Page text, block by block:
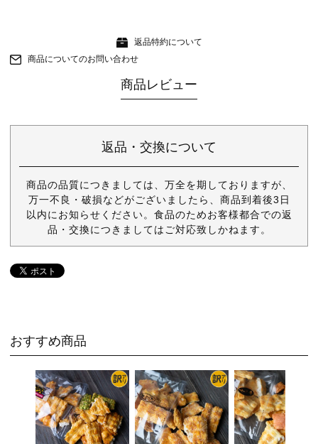
返品特約について
商品についてのお問い合わせ
商品レビュー
返品・交換について
商品の品質につきましては、万全を期しておりますが、
万一不良・破損などがございましたら、商品到着後3日
以内にお知らせください。食品のためお客様都合での返
品・交換につきましてはご対応致しかねます。
おすすめ商品